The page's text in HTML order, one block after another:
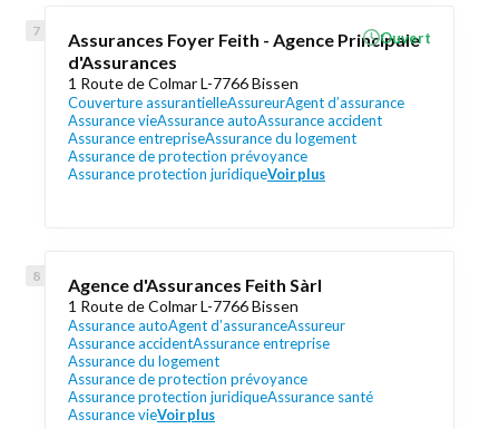
Assurances Foyer Feith - Agence Principale
d'Assurances
1 Route de Colmar L-7766 Bissen
Couverture assurantielleAssureurAgent d’assurance
Assurance vieAssurance autoAssurance accident
Assurance entrepriseAssurance du logement
Assurance de protection prévoyance
Assurance protection juridiqueVoir plus
Ouvert
Agence d'Assurances Feith Sàrl
1 Route de Colmar L-7766 Bissen
Assurance autoAgent d’assuranceAssureur
Assurance accidentAssurance entreprise
Assurance du logement
Assurance de protection prévoyance
Assurance protection juridiqueAssurance santé
Assurance vieVoir plus